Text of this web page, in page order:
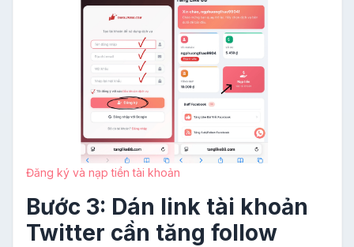
Đăng ký và nạp tiền tài khoản
Bước 3: Dán link tài khoản
Twitter cần tăng follow